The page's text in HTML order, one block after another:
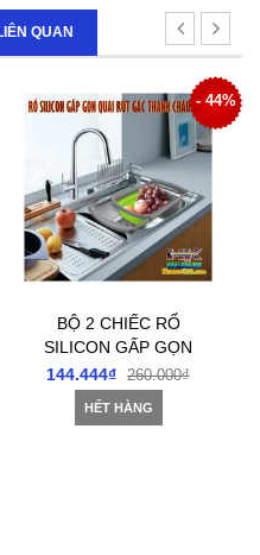
QUAN
- 44%
BỘ 2 CHIẾC RỔ
GẤP GỌN
RÚT TIỆN ÍCH
144.444₫ 260.000₫
HẾT HÀNG